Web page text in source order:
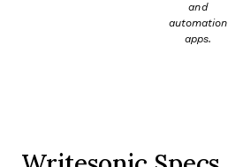
and
automation
apps.